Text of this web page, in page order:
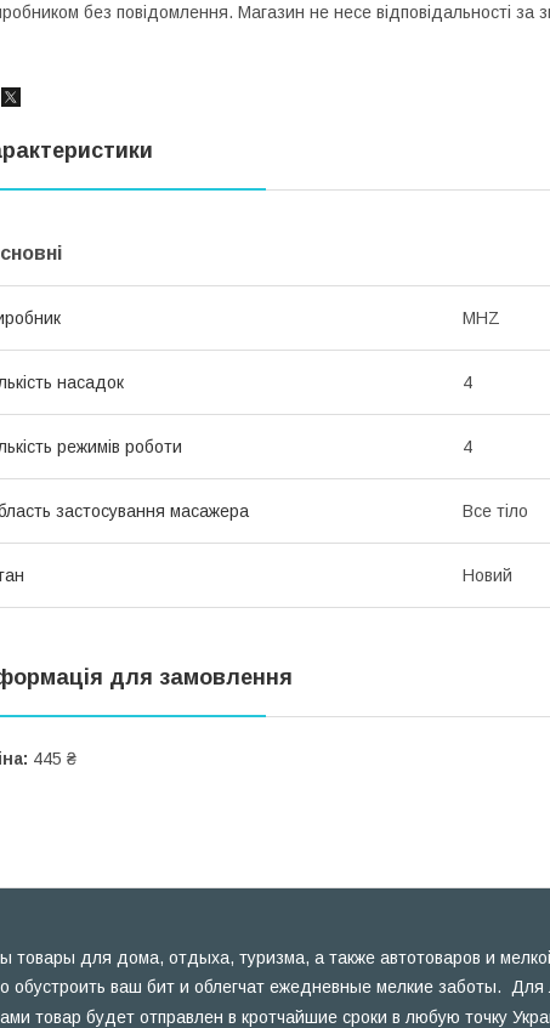
без повідомлення. Магазин не несе відповідальності за
MHZ
насадок 4
режимів роботи 4
застосування масажера Все тіло
Новий
для замовлення
445 ₴
товары для дома, отдыха, туризма, а также автотоваров и
ваш бит и облегчат ежедневные мелкие заботы.
товар будет отправлен в кротчайшие сроки в любую точку